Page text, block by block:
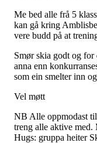
Me bed alle frå 5
kan gå kring
vere budd på at
Smør skia godt og
anna enn
som ein smelter inn
Vel møtt
NB Alle oppmodast
treng alle aktive med.
Hugs: gruppa heiter